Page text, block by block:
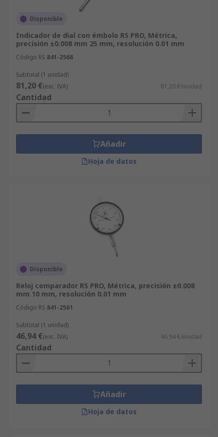
Disponible
Indicador de dial con émbolo RS PRO, Métrica,
precisión ±0.008 mm 25 mm, resolución 0.01 mm
Código RS 841-2568
Subtotal (1 unidad)
81,20 €(exc. IVA) 81,20 €/unidad
Cantidad
Añadir
Hoja de datos
Disponible
Reloj comparador RS PRO, Métrica, precisión ±0.008
mm 10 mm, resolución 0.01 mm
Código RS 841-2561
Subtotal (1 unidad)
46,94 €(exc. IVA) 46,94 €/unidad
Cantidad
Añadir
Hoja de datos